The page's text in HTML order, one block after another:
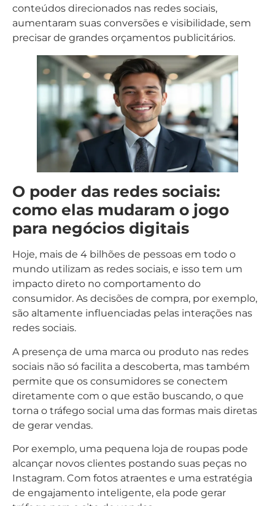
conteúdos direcionados nas redes sociais,
aumentaram suas conversões e visibilidade, sem
precisar de grandes orçamentos publicitários.
O poder das redes sociais:
como elas mudaram o jogo
para negócios digitais
Hoje, mais de 4 bilhões de pessoas em todo o
mundo utilizam as redes sociais, e isso tem um
impacto direto no comportamento do
consumidor. As decisões de compra, por exemplo,
são altamente influenciadas pelas interações nas
redes sociais.
A presença de uma marca ou produto nas redes
sociais não só facilita a descoberta, mas também
permite que os consumidores se conectem
diretamente com o que estão buscando, o que
torna o tráfego social uma das formas mais diretas
de gerar vendas.
Por exemplo, uma pequena loja de roupas pode
alcançar novos clientes postando suas peças no
Instagram. Com fotos atraentes e uma estratégia
de engajamento inteligente, ela pode gerar